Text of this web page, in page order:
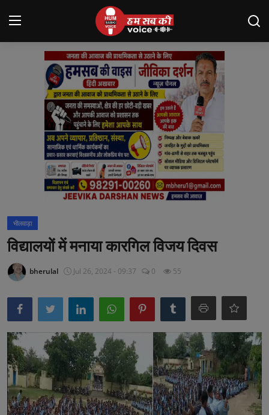
Login Register
About us
शाहपुरा
सरवाड़
राजस्थान
भीलवाड़ा
भीलवाड़ा
विद्यालयों में मनाया कारगिल विजय दिवस
bherulal Jul 26, 2024 - 09:37 0 55